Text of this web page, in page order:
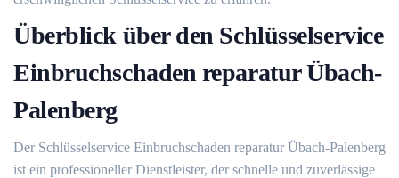
Überblick über den Schlüsselservice
Einbruchschaden reparatur Übach-
Palenberg
Der Schlüsselservice Einbruchschaden reparatur Übach-Palenberg
ist ein professioneller Dienstleister, der schnelle und zuverlässige